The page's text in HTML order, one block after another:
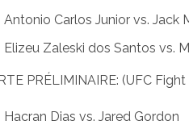
Antonio Carlos Junior vs. Jack
Elizeu Zaleski dos Santos vs.
PRÉLIMINAIRE: (UFC Fight
Hacran Dias vs. Jared Gordon